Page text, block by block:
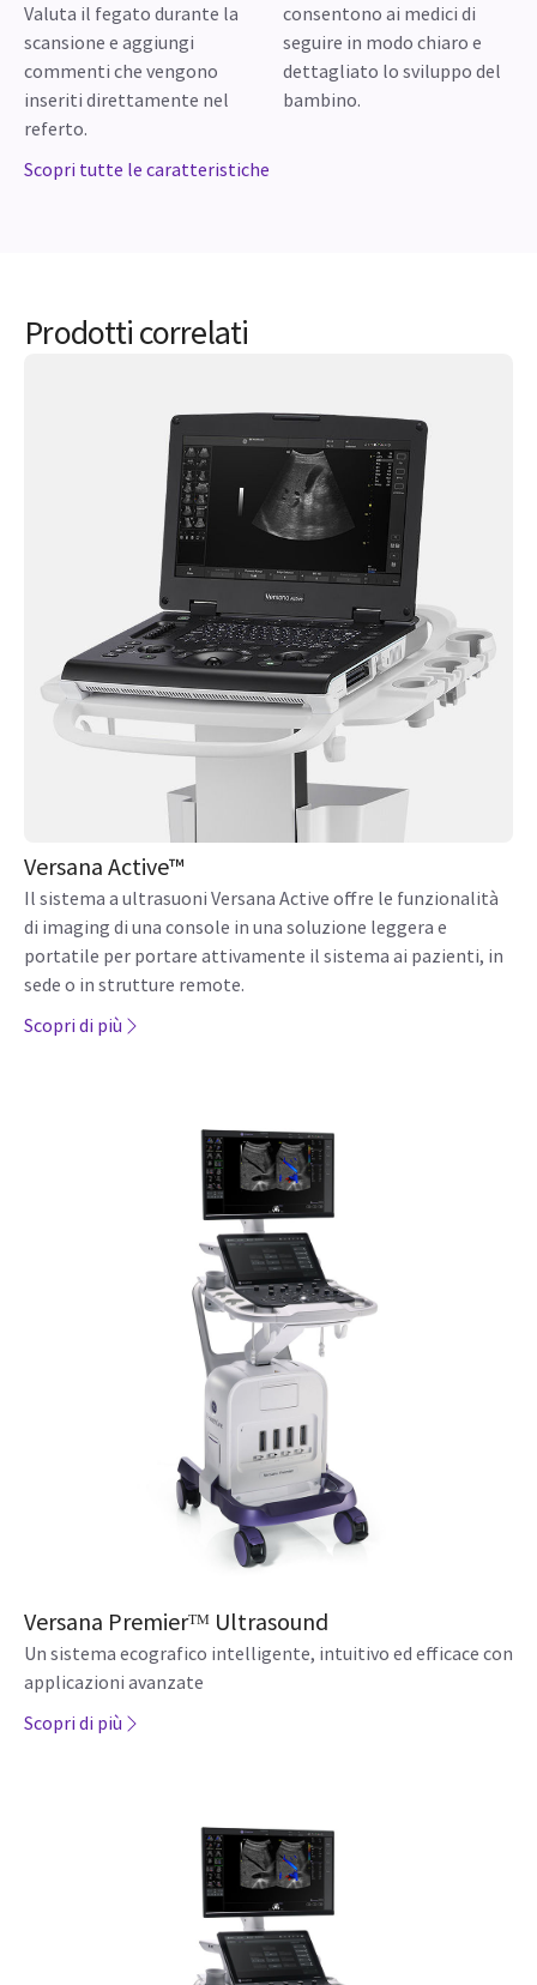
Valuta il fegato durante la
scansione e aggiungi
commenti che vengono
inseriti direttamente nel
referto.
consentono ai medici di
seguire in modo chiaro e
dettagliato lo sviluppo del
bambino.
Scopri tutte le caratteristiche
Prodotti correlati
Versana Active™
Il sistema a ultrasuoni Versana Active offre le funzionalità
di imaging di una console in una soluzione leggera e
portatile per portare attivamente il sistema ai pazienti, in
sede o in strutture remote.
Scopri di più
Versana Premierᵀᴹ Ultrasound
Un sistema ecografico intelligente, intuitivo ed efficace con
applicazioni avanzate
Scopri di più